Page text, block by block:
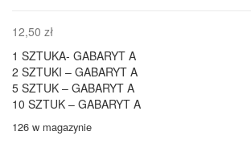
12,50 zł
1 SZTUKA- GABARYT A
2 SZTUKI – GABARYT A
5 SZTUK – GABARYT A
10 SZTUK – GABARYT A
126 w magazynie